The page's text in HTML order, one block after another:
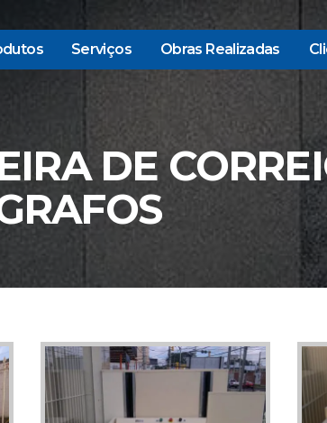
Serviços Obras Realizadas
DE